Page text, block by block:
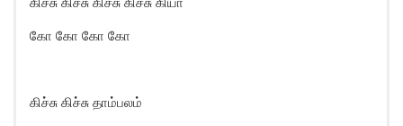
கோ கோ கோ கோ
கிச்சு கிச்சு தாம்பலம்